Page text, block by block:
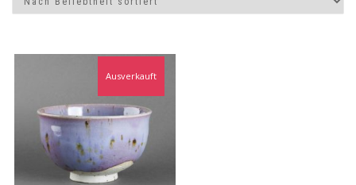
Ausverkauft